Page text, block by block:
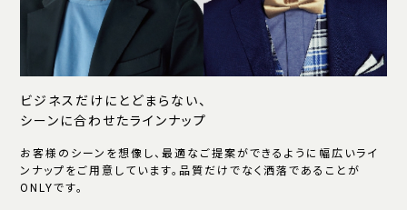
ビジネスだけにとどまらない、
シーンに合わせたラインナップ
お客様のシーンを想像し、最適なご提案ができるように幅広いライ
ンナップをご用意しています。品質だけでなく洒落であることが
ONLYです。